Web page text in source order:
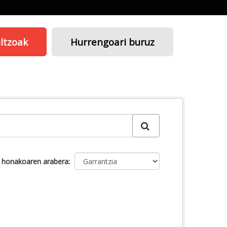
Hurrengoari buruz
arabera